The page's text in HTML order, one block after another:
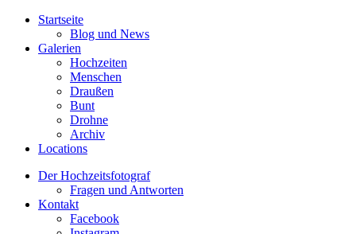
Startseite
Blog und News
Galerien
Hochzeiten
Menschen
Draußen
Bunt
Drohne
Archiv
Locations
Der Hochzeitsfotograf
Fragen und Antworten
Kontakt
Facebook